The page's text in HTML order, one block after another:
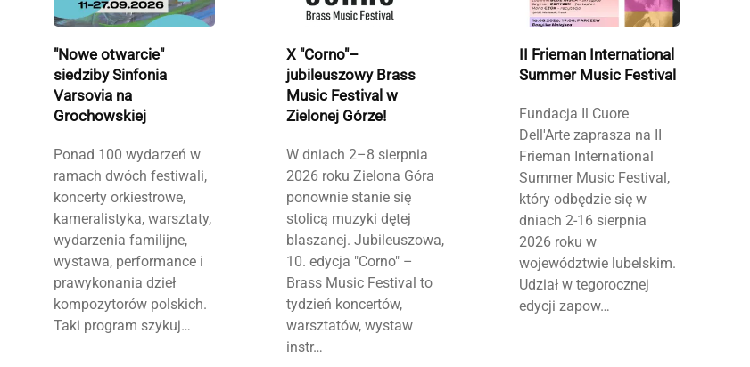
"Nowe otwarcie"
siedziby Sinfonia
Varsovia na
Grochowskiej
Ponad 100 wydarzeń w
ramach dwóch festiwali,
koncerty orkiestrowe,
kameralistyka, warsztaty,
wydarzenia familijne,
wystawa, performance i
prawykonania dzieł
kompozytorów polskich.
Taki program szykuj…
X "Corno"–
jubileuszowy Brass
Music Festival w
Zielonej Górze!
W dniach 2–8 sierpnia
2026 roku Zielona Góra
ponownie stanie się
stolicą muzyki dętej
blaszanej. Jubileuszowa,
10. edycja "Corno" –
Brass Music Festival to
tydzień koncertów,
warsztatów, wystaw
instr…
II Frieman International
Summer Music Festival
Fundacja Il Cuore
Dell'Arte zaprasza na II
Frieman International
Summer Music Festival,
który odbędzie się w
dniach 2-16 sierpnia
2026 roku w
województwie lubelskim.
Udział w tegorocznej
edycji zapow…